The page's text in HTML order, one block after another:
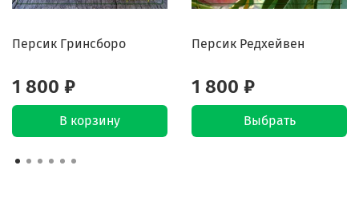
Персик Гринсборо
1 800 ₽
В корзину
Персик Редхейвен
1 800 ₽
Выбрать